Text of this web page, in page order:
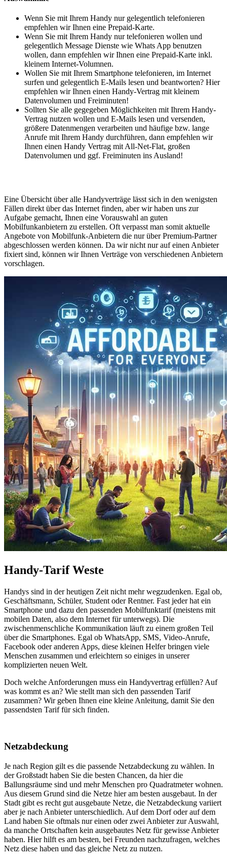
Wenn Sie mit Ihrem Handy nur gelegentlich telefonieren
empfehlen wir Ihnen eine Prepaid-Karte.
Wenn Sie mit Ihrem Handy nur telefonieren wollen und
gelegentlich Message Dienste wie Whats App benutzen
wollen, dann empfehlen wir Ihnen eine Prepaid-Karte inkl.
kleinem Internet-Volumnen.
Wollen Sie mit Ihrem Smartphone telefonieren, im Internet
surfen und gelegentlich E-Mails lesen und beantworten? Hier
empfehlen wir Ihnen einen Handy-Vertrag mit kleinem
Datenvolumen und Freiminuten!
Sollten Sie alle gegegeben Möglichkeiten mit Ihrem Handy-
Vertrag nutzen wollen und E-Mails lesen und versenden,
größere Datenmengen verarbeiten und häufige bzw. lange
Anrufe mit Ihrem Handy durchführen, dann empfehlen wir
Ihnen einen Handy Vertrag mit All-Net-Flat, großen
Datenvolumen und ggf. Freiminuten ins Ausland!
Eine Übersicht über alle Handyverträge lässt sich in den wenigsten
Fällen direkt über das Internet finden, aber wir haben uns zur
Aufgabe gemacht, Ihnen eine Vorauswahl an guten
Mobilfunkanbietern zu erstellen. Oft verpasst man somit aktuelle
Angebote von Mobilfunk-Anbietern die nur über Premium-Partner
abgeschlossen werden können. Da wir nicht nur auf einen Anbieter
fixiert sind, können wir Ihnen Verträge von verschiedenen Anbietern
vorschlagen.
Handy-Tarif Weste
Handys sind in der heutigen Zeit nicht mehr wegzudenken. Egal ob,
Geschäftsmann, Schüler, Student oder Rentner. Fast jeder hat ein
Smartphone und dazu den passenden Mobilfunktarif (meistens mit
mobilen Daten, also dem Internet für unterwegs). Die
zwischenmenschliche Kommunikation läuft zu einem großen Teil
über die Smartphones. Egal ob WhatsApp, SMS, Video-Anrufe,
Facebook oder anderen Apps, diese kleinen Helfer bringen viele
Menschen zusammen und erleichtern so einiges in unserer
komplizierten neuen Welt.
Doch welche Anforderungen muss ein Handyvertrag erfüllen? Auf
was kommt es an? Wie stellt man sich den passenden Tarif
zusammen? Wir geben Ihnen eine kleine Anleitung, damit Sie den
passendsten Tarif für sich finden.
Netzabdeckung
Je nach Region gilt es die passende Netzabdeckung zu wählen. In
der Großstadt haben Sie die besten Chancen, da hier die
Ballungsräume sind und mehr Menschen pro Quadratmeter wohnen.
Aus diesem Grund sind die Netze hier am besten ausgebaut. In der
Stadt gibt es recht gut ausgebaute Netze, die Netzabdeckung variiert
aber je nach Anbieter unterschiedlich. Auf dem Dorf oder auf dem
Land haben Sie oftmals nur einen oder zwei Anbieter zur Auswahl,
da manche Ortschaften kein ausgebautes Netz für gewisse Anbieter
haben. Hier hilft es am besten, bei Freunden nachzufragen, welches
Netz diese haben und das gleiche Netz zu nutzen.